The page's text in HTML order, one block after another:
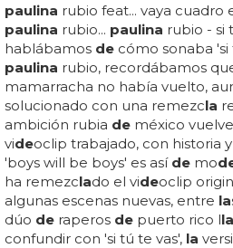
paulina rubio feat... vaya cuadro
paulina rubio... paulina rubio - si
hablábamos de cómo sonaba 'si
paulina rubio, recordábamos
mamarracha no había vuelto,
solucionado con una remezcla
ambición rubia de méxico
videoclip trabajado, con historia y
'boys will be boys' es así de mo
ha remezclado el videoclip
algunas escenas nuevas, entre la
dúo de raperos de puerto rico lla
confundir con 'si tú te vas', la